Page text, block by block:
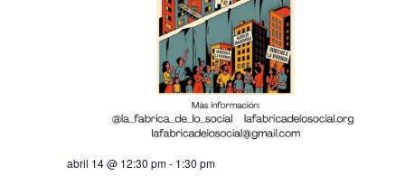
abril 14 @ 12:30 pm- 1:30 pm